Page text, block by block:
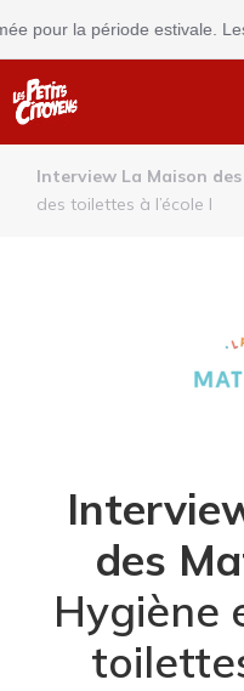
la période estivale. Les
Interview La Maison
des toilettes à l’école l
des
Hygiène